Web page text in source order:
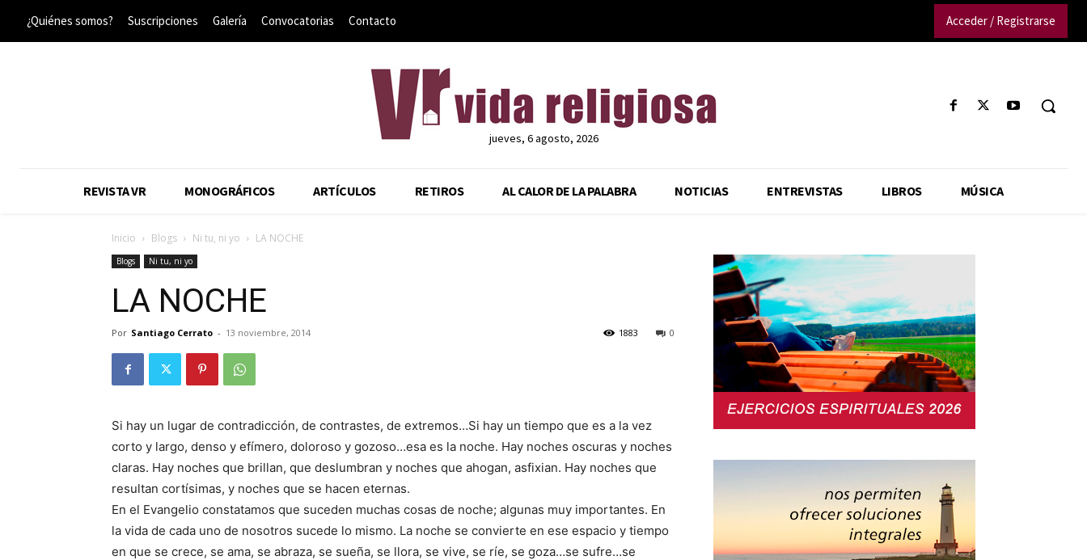
¿Quiénes somos? Suscripciones Galería Convocatorias Contacto Acceder / Registrarse
jueves, 6 agosto, 2026
REVISTA VR MONOGRÁFICOS ARTÍCULOS RETIROS AL CALOR DE LA PALABRA NOTICIAS ENTREVISTAS LIBROS MÚSICA
Inicio Blogs Ni tu, ni yo LA NOCHE
Blogs Ni tu, ni yo
LA NOCHE
Por Santiago Cerrato - 13 noviembre, 2014 0
1883
Si hay un lugar de contradicción, de contrastes, de extremos…Si hay un tiempo que es a la vez
corto y largo, denso y efímero, doloroso y gozoso…esa es la noche. Hay noches oscuras y noches
claras. Hay noches que brillan, que deslumbran y noches que ahogan, asfixian. Hay noches que
resultan cortísimas, y noches que se hacen eternas.
En el Evangelio constatamos que suceden muchas cosas de noche; algunas muy importantes. En
la vida de cada uno de nosotros sucede lo mismo. La noche se convierte en ese espacio y tiempo
en que se crece, se ama, se abraza, se sueña, se llora, se vive, se ríe, se goza…se sufre…se